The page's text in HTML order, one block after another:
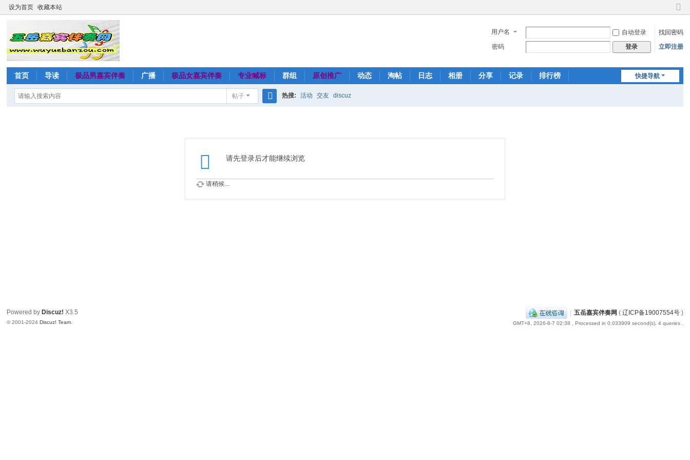
设为首页 收藏本站
切
到
窄
用户名 自动登录
找回密码
密码
登录 立即注册
快捷导航
首页 导读 极品男嘉宾伴奏 广播 极品女嘉宾伴奏 专业喊标 群组 原创推广 动态 淘帖 日志 相册 分享 记录 排行榜
帖子 热搜: 活动 交友 discuz
请先登录后才能继续浏览
请稍候...
| 五岳嘉宾伴奏网 ( 辽ICP备19007554号)
GMT+8, 2026-8-7 02:38 , Processed in 0.033909 second(s), 4 queries .
Powered by Discuz! X3.5
© 2001-2024Discuz! Team